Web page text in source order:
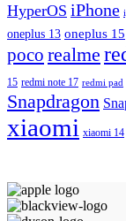
HyperOS iPhone
oneplus 13 oneplus 15
poco realme
15 redmi note 17 redmi pad
Snapdragon
xiaomi xiaomi 14